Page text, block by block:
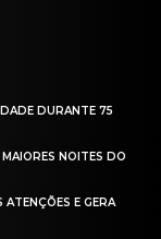
DURANTE 75
NOITES DO
E GERA